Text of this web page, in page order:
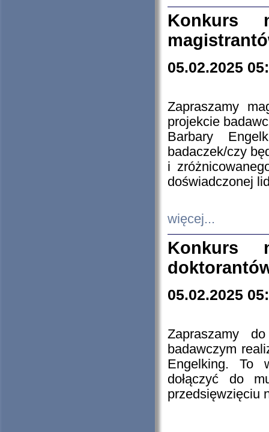
Konkurs
05.02.2025
Zapraszamy
projekcie
Barbary
badaczek/czy
i
doświadczonej
więcej...
Konkurs
05.02.2025
Zapraszamy
badawczym
Engelking. To
dołączyć do
przedsięwzięciu